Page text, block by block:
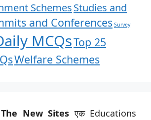
SchemesStudies and
and Conferences Survey
MCQsTop 25
Welfare Schemes
The New Sites एक Educations